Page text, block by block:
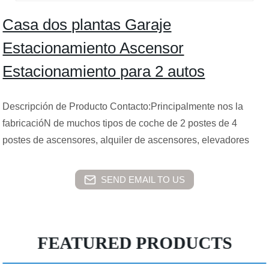
Casa dos plantas Garaje
Estacionamiento Ascensor
Estacionamiento para 2 autos
Descripción de Producto Contacto:Principalmente nos la
fabricacióN de muchos tipos de coche de 2 postes de 4
postes de ascensores, alquiler de ascensores, elevadores
SEND EMAIL TO US
FEATURED PRODUCTS